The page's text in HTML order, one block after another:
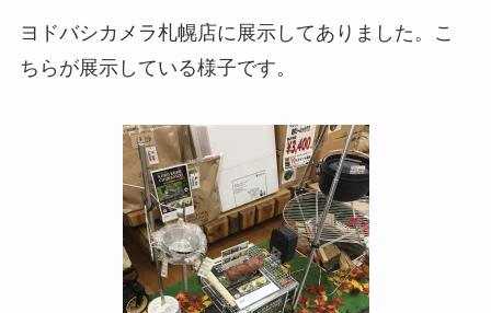
ヨドバシカメラ札幌店に展示してありました。こ
ちらが展示している様子です。